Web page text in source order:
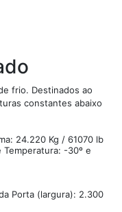
frio. Destinados ao
constantes abaixo
24.220 Kg / 61070 lb
Temperatura: -30º e
Porta (largura): 2.300